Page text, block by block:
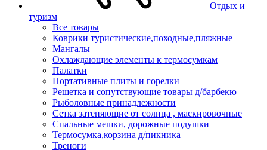
Отдых и
туризм
Все товары
Коврики туристические,походные,пляжные
Мангалы
Охлаждающие элементы к термосумкам
Палатки
Портативные плиты и горелки
Решетка и сопутствующие товары д/барбекю
Рыболовные принадлежности
Сетка затеняющие от солнца , маскировочные
Спальные мешки, дорожные подушки
Термосумка,корзина д/пикника
Треноги